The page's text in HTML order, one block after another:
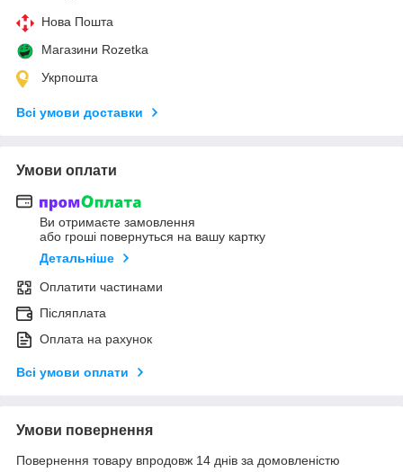
Нова Пошта
Магазини Rozetka
Укрпошта
Всі умови доставки
Умови оплати
Ви отримаєте замовлення
або гроші повернуться на вашу картку
Детальніше
Оплатити частинами
Післяплата
Оплата на рахунок
Всі умови оплати
Умови повернення
Повернення товару впродовж 14 днів за домовленістю